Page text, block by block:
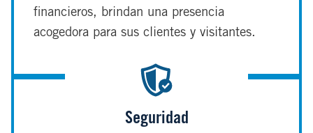
financieros, brindan una presencia
acogedora para sus clientes y visitantes.
Seguridad